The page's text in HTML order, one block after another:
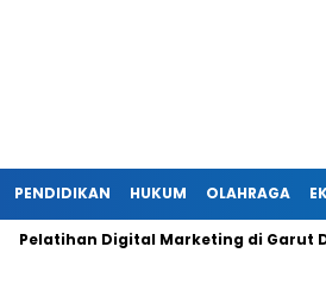
PENDIDIKAN HUKUM OLAHRAGA
Digital Marketing di Garut